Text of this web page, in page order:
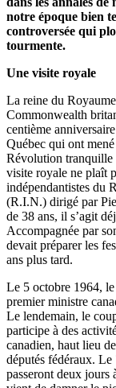
notre époque bien
controversée qui
tourmente.
Une visite royale
La reine du
Commonwealth
centième
Québec qui ont
Révolution tranquille
visite royale ne plaît
indépendantistes du
(R.I.N.) dirigé par
de 38 ans, il s’agit
Accompagnée par
devait préparer les
ans plus tard.
Le 5 octobre 1964,
premier ministre
Le lendemain, le
participe à des
canadien, haut lieu
députés fédéraux.
passeront deux jours